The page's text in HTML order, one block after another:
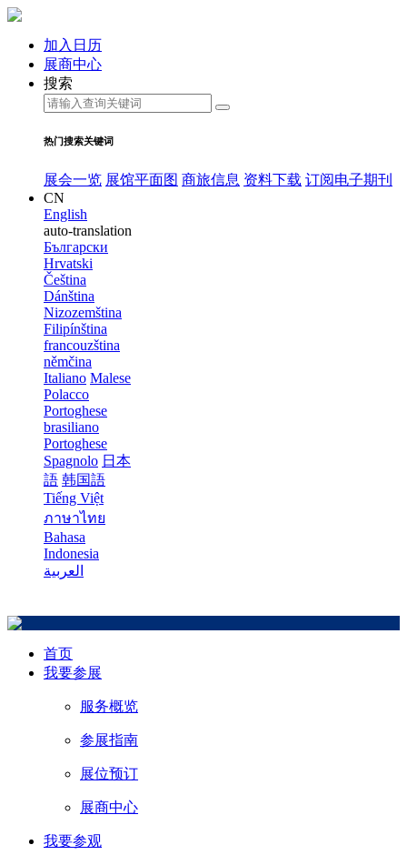
加入日历
展商中心
搜索
热门搜索关键词
展会一览 展馆平面图 商旅信息 资料下载 订阅电子期刊
CN
English
auto-translation
Български
Hrvatski
Čeština
Dánština
Nizozemština
Filipínština
francouzština
němčina
Italiano Malese
Polacco
Portoghese
brasiliano
Portoghese
Spagnolo 日本
語 韩国語
Tiếng Việt
ภาษาไทย
Bahasa
Indonesia
العربية
首页
我要参展
服务概览
参展指南
展位预订
展商中心
我要参观